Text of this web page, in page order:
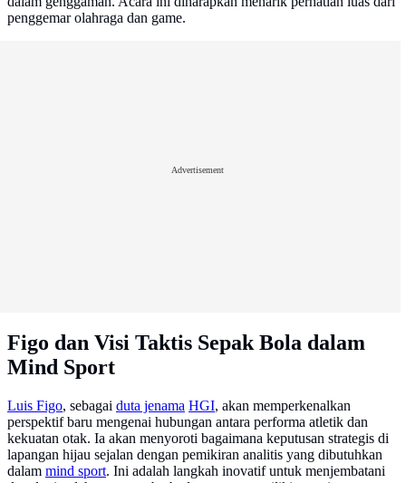
penggemar olahraga dan game.
Advertisement
Figo dan Visi Taktis Sepak Bola dalam
Mind Sport
Luis Figo, sebagai duta jenama HGI, akan memperkenalkan
perspektif baru mengenai hubungan antara performa atletik dan
kekuatan otak. Ia akan menyoroti bagaimana keputusan strategis di
lapangan hijau sejalan dengan pemikiran analitis yang dibutuhkan
dalam mind sport. Ini adalah langkah inovatif untuk menjembatani